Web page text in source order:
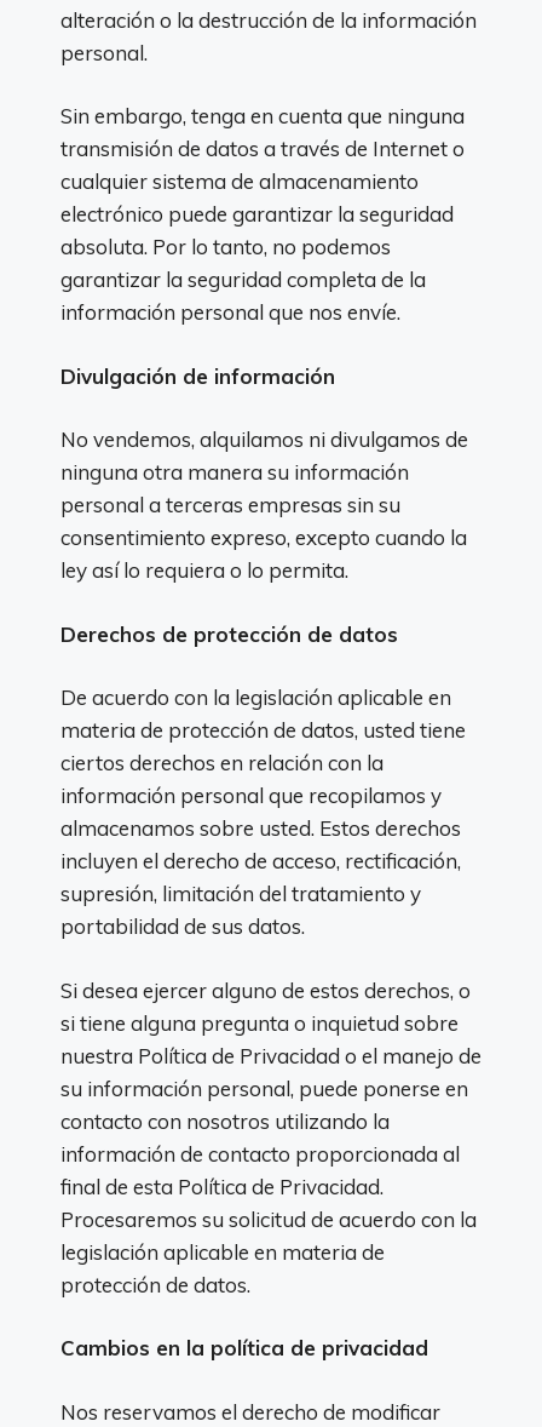
alteración o la destrucción de la información
personal.
Sin embargo, tenga en cuenta que ninguna
transmisión de datos a través de Internet o
cualquier sistema de almacenamiento
electrónico puede garantizar la seguridad
absoluta. Por lo tanto, no podemos
garantizar la seguridad completa de la
información personal que nos envíe.
Divulgación de información
No vendemos, alquilamos ni divulgamos de
ninguna otra manera su información
personal a terceras empresas sin su
consentimiento expreso, excepto cuando la
ley así lo requiera o lo permita.
Derechos de protección de datos
De acuerdo con la legislación aplicable en
materia de protección de datos, usted tiene
ciertos derechos en relación con la
información personal que recopilamos y
almacenamos sobre usted. Estos derechos
incluyen el derecho de acceso, rectificación,
supresión, limitación del tratamiento y
portabilidad de sus datos.
Si desea ejercer alguno de estos derechos, o
si tiene alguna pregunta o inquietud sobre
nuestra Política de Privacidad o el manejo de
su información personal, puede ponerse en
contacto con nosotros utilizando la
información de contacto proporcionada al
final de esta Política de Privacidad.
Procesaremos su solicitud de acuerdo con la
legislación aplicable en materia de
protección de datos.
Cambios en la política de privacidad
Nos reservamos el derecho de modificar